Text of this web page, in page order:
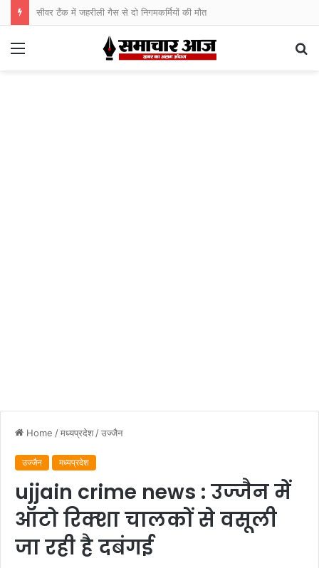
सीवर टैंक में जहरीली गैस से दो निगमकर्मियों की मौत
Menu
Home /मध्यप्रदेश /उज्जैन
उज्जैन मध्यप्रदेश
ujjain crime news : उज्‍जैन में
ऑटो रिक्‍शा चालकों से वसूली
जा रही है दबंगई